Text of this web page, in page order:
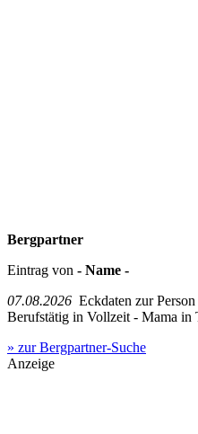
Bergpartner
Eintrag von - Name -
07.08.2026 Eckdaten zur
Berufstätig in Vollzeit - Mama
» zur Bergpartner-Suche
Anzeige